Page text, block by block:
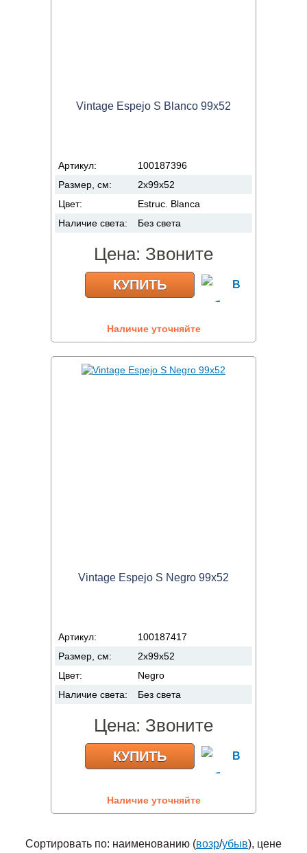
Vintage Espejo S Blanco 99x52
Артикул:
100187396
Размер, см:
2x99x52
Цвет:
Estruc. Blanca
Наличие света:
Без света
Цена: Звоните
КУПИТЬ
Наличие уточняйте
Vintage Espejo S Negro 99x52
Артикул:
100187417
Размер, см:
2x99x52
Цвет:
Negro
Наличие света:
Без света
Цена: Звоните
КУПИТЬ
Наличие уточняйте
Сортировать по: наименованию (возр/убыв), цене